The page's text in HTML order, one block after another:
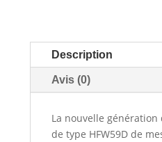
Description
Avis (0)
La nouvelle
de type HFW59D de